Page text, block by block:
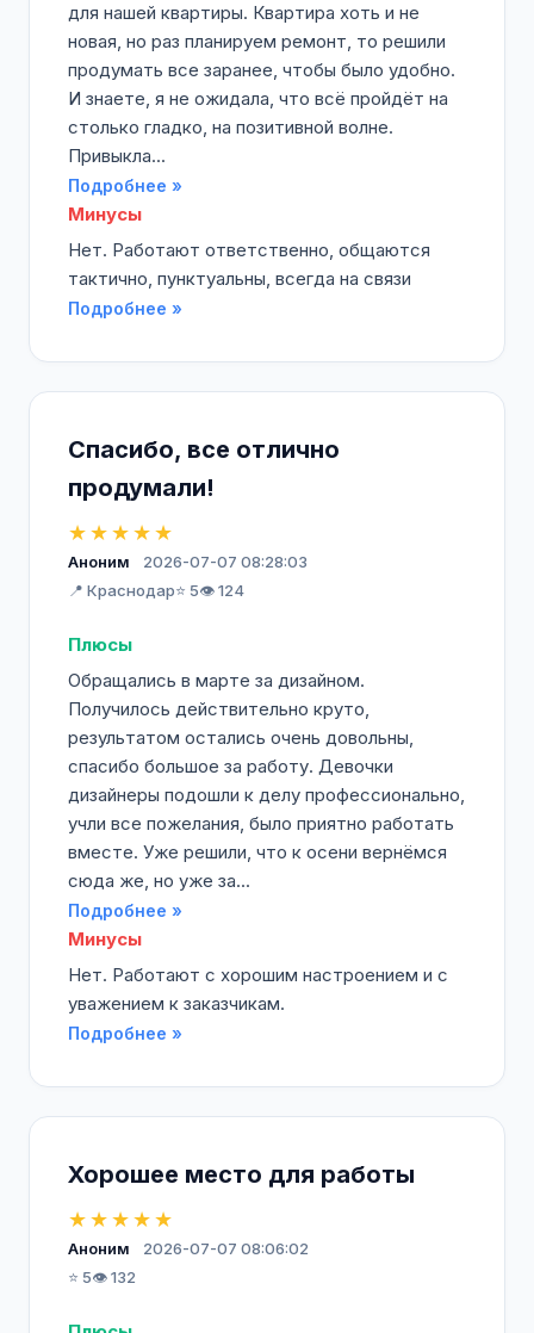
для нашей квартиры. Квартира хоть и не
новая, но раз планируем ремонт, то решили
продумать все заранее, чтобы было удобно.
И знаете, я не ожидала, что всё пройдёт на
столько гладко, на позитивной волне.
Привыкла...
Подробнее »
Минусы
Нет. Работают ответственно, общаются
тактично, пунктуальны, всегда на связи
Подробнее »
Спасибо, все отлично
продумали!
★★★★★
Аноним
2026-07-07 08:28:03
📍 Краснодар⭐ 5👁️ 124
Плюсы
Обращались в марте за дизайном.
Получилось действительно круто,
результатом остались очень довольны,
спасибо большое за работу. Девочки
дизайнеры подошли к делу профессионально,
учли все пожелания, было приятно работать
вместе. Уже решили, что к осени вернёмся
сюда же, но уже за...
Подробнее »
Минусы
Нет. Работают с хорошим настроением и с
уважением к заказчикам.
Подробнее »
Хорошее место для работы
★★★★★
Аноним
2026-07-07 08:06:02
⭐ 5👁️ 132